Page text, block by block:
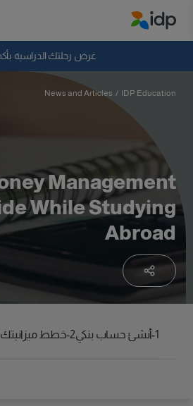
عرض رحلتك الدراسية
لماذا الدراسة بالخارج؟
أين وماذا أدرس؟
كيف يمكنني التقديم؟
بعد الحصول على عرض
الاستعداد للمغادرة
سقوط
IDP Education
/
News and Articles
Management
While Studying
Abroad
1-أنشئ حساب بنكي 2-خطط ميزانيتك